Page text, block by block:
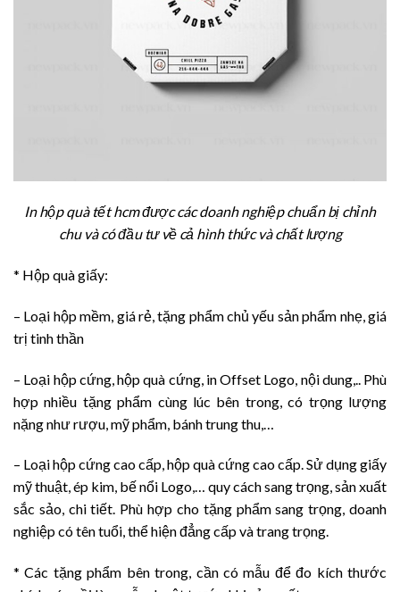
In hộp quà tết hcm được các doanh nghiệp chuẩn bị chỉnh
chu và có đầu tư về cả hình thức và chất lượng
* Hộp quà giấy:
– Loại hộp mềm, giá rẻ, tặng phẩm chủ yếu sản phẩm nhẹ, giá
trị tinh thần
– Loại hộp cứng, hộp quà cứng, in Offset Logo, nội dung,.. Phù
hợp nhiều tặng phẩm cùng lúc bên trong, có trọng lượng
nặng như rượu, mỹ phẩm, bánh trung thu,…
– Loại hộp cứng cao cấp, hộp quà cứng cao cấp. Sử dụng giấy
mỹ thuật, ép kim, bế nổi Logo,… quy cách sang trọng, sản xuất
sắc sảo, chi tiết. Phù hợp cho tặng phẩm sang trọng, doanh
nghiệp có tên tuổi, thể hiện đẳng cấp và trang trọng.
* Các tặng phẩm bên trong, cần có mẫu để đo kích thước